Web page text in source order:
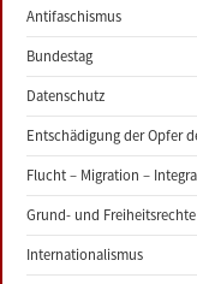
Antifaschismus
Bundestag
Datenschutz
Entschädigung der Opfer
Flucht – Migration –
Grund- und Freiheitsrechte
Internationalismus